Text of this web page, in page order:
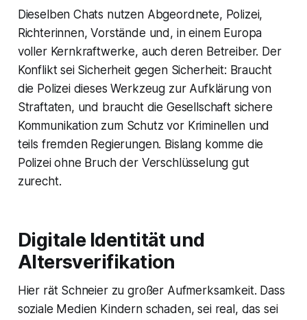
Dieselben Chats nutzen Abgeordnete, Polizei,
Richterinnen, Vorstände und, in einem Europa
voller Kernkraftwerke, auch deren Betreiber. Der
Konflikt sei Sicherheit gegen Sicherheit: Braucht
die Polizei dieses Werkzeug zur Aufklärung von
Straftaten, und braucht die Gesellschaft sichere
Kommunikation zum Schutz vor Kriminellen und
teils fremden Regierungen. Bislang komme die
Polizei ohne Bruch der Verschlüsselung gut
zurecht.
Digitale Identität und
Altersverifikation
Hier rät Schneier zu großer Aufmerksamkeit. Dass
soziale Medien Kindern schaden, sei real, das sei